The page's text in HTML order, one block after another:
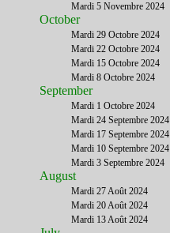
Mardi 5 Novembre 2024
October
Mardi 29 Octobre 2024
Mardi 22 Octobre 2024
Mardi 15 Octobre 2024
Mardi 8 Octobre 2024
September
Mardi 1 Octobre 2024
Mardi 24 Septembre 2024
Mardi 17 Septembre 2024
Mardi 10 Septembre 2024
Mardi 3 Septembre 2024
August
Mardi 27 Août 2024
Mardi 20 Août 2024
Mardi 13 Août 2024